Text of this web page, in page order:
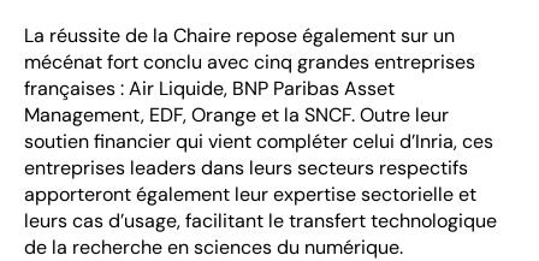
La réussite de la Chaire repose également sur un
mécénat fort conclu avec cinq grandes entreprises
françaises : Air Liquide, BNP Paribas Asset
Management, EDF, Orange et la SNCF. Outre leur
soutien financier qui vient compléter celui d’Inria, ces
entreprises leaders dans leurs secteurs respectifs
apporteront également leur expertise sectorielle et
leurs cas d’usage, facilitant le transfert technologique
de la recherche en sciences du numérique.